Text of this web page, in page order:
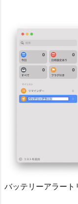
バッテリーアラート